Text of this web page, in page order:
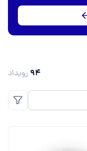
۹۴ رویداد